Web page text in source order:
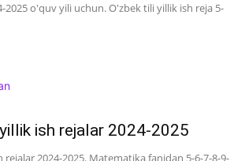
2025 o'quv yili uchun. O'zbek tili yillik ish reja 5-
ish rejalar 2024-2025
2024-2025. Matematika fanidan 5-6-7-8-9-